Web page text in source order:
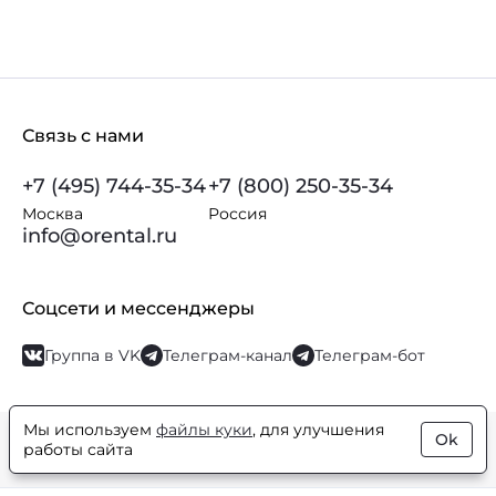
Связь с нами
+7 (495) 744-35-34
Москва
+7 (800) 250-35-34
Россия
info@orental.ru
Соцсети и мессенджеры
Группа в VK Телеграм-канал Телеграм-бот
© Orental.ru 2007–2026Интернет-магазин парфюмерии и
косметики
Мы используем файлы куки, для улучшения
работы сайта
Ok